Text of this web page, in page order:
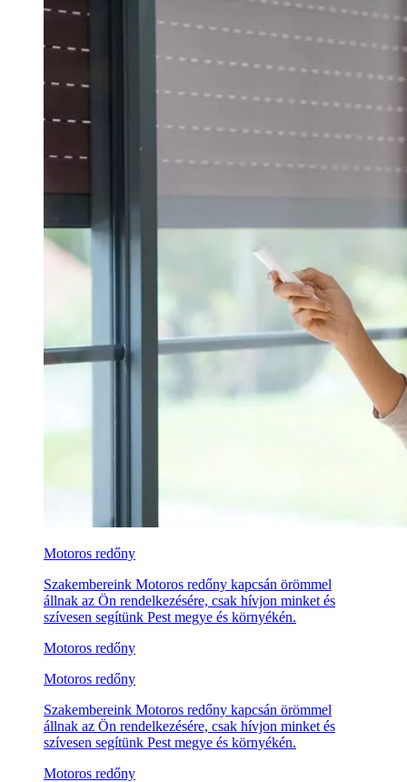
Motoros redőny
Szakembereink Motoros redőny kapcsán örömmel
állnak az Ön rendelkezésére, csak hívjon minket és
szívesen segítünk Pest megye és környékén.
Motoros redőny
Motoros redőny
Szakembereink Motoros redőny kapcsán örömmel
állnak az Ön rendelkezésére, csak hívjon minket és
szívesen segítünk Pest megye és környékén.
Motoros redőny